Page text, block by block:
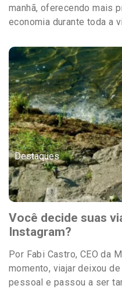
manhã, oferecendo mais
economia durante toda a
Destaques
Você decide suas
Instagram?
Por Fabi Castro, CEO da
momento, viajar deixou
pessoal e passou a ser